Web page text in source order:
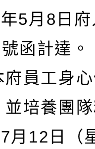
5月8日
函計達。
府員工身
並培養團
月12日（